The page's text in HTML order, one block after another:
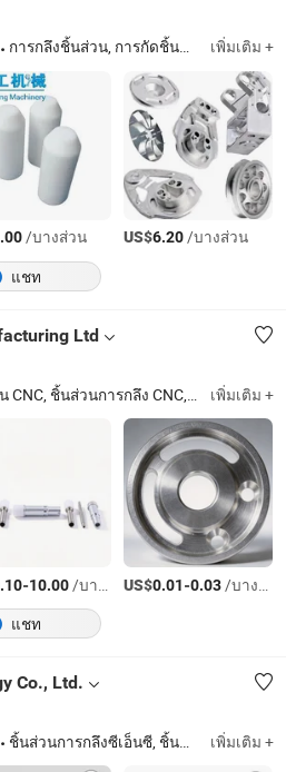
การกลึงชิ้นส่วน, การกัดชิ้นส่วน, การหมุนชิ้นส่วน, การผลิตโลหะ, การกลึงด้วย CNC, การกลึงอะลูมิเนียม, การกลึง UHMW, การผลิตแผ่นโลหะ เพิ่มเติม +
/บางส่วน US$6.20/บางส่วน
แชท
Ltd
ชิ้นส่วนเครื่องกลึง, ชิ้นส่วนการกลึง, ชิ้นส่วนที่ผ่านการกลึง CNC, นวมทองเหลือง, ชิ้นส่วนสำรอง, ชิ้นส่วนอะไหล่รถยนต์, ชิ้นส่วนเครื่องจักร เพิ่มเติม +
-10.00/บางส่วน US$0.01-0.03/บางส่วน
แชท
Co., Ltd.
ชิ้นส่วนการกลึงซีเอ็นซี, ชิ้นส่วนการกลึงที่กำหนดเอง, ชิ้นส่วนโออีเอ็ม, บริการการกลึงซีเอ็นซี, ชิ้นส่วนเครื่องจักรที่กำหนดเอง, บริการโซลูชันเทคโนโลยี, อุปกรณ์ยึดที่ปรับแต่งความแม่นยำสูง, แกนที่มีความแม่นยำสูง, ชิ้นส่วนการหล่อโลหะด้วยการฉีด, แม่พิมพ์หล่ออลูมิเนียม เพิ่มเติม +